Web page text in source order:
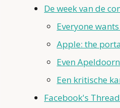
De week van de
Everyone
Apple: the
Even
Een kritische
Facebook's